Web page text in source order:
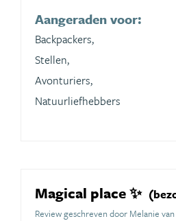
Aangeraden voor:
Backpackers,
Stellen,
Avonturiers,
Natuurliefhebbers
Magical place ✨
Review geschreven door Melanie